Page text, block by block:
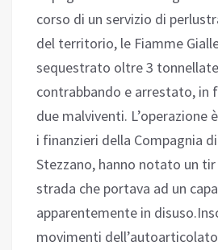
corso di un servizio di
del territorio, le Fiamme
sequestrato oltre 3
contrabbando e arrestato, in
due malviventi. L’operazione
i finanzieri della Compagnia
Stezzano, hanno notato un
strada che portava ad un
apparentemente in
movimenti